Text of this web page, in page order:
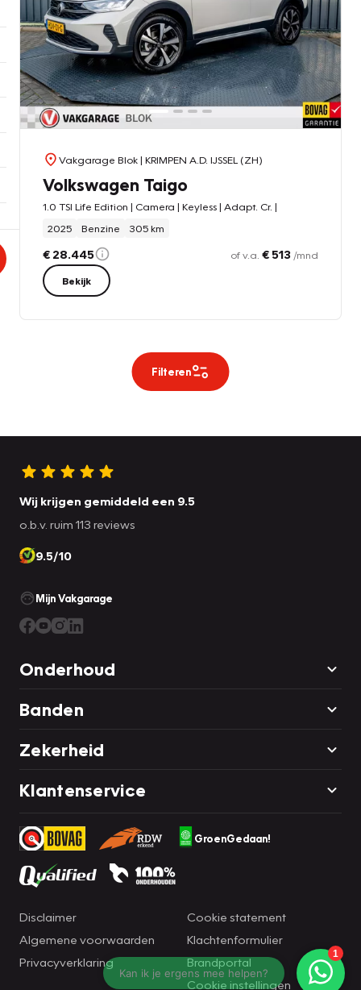
Vakgarage Blok| KRIMPEN A.D. IJSSEL (ZH)
Volkswagen Taigo
1.0 TSI Life Edition | Camera | Keyless | Adapt. Cr. |
2025
Benzine 305 km
€ 28.445 of v.a. € 513 /mnd
Bekijk
Filteren
Wij krijgen gemiddeld een 9.5
o.b.v. ruim 113 reviews
9.5/10
Mijn Vakgarage
Onderhoud
Banden
Zekerheid
Klantenservice
GroenGedaan!
Disclaimer
Algemene voorwaarden
Privacyverklaring
Cookie statement
Klachtenformulier
Brandportal
Cookie instellingen